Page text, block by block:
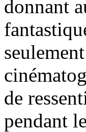
donnant
de
pendant